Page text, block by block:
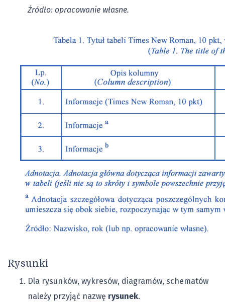
Źródło: opracowanie własne.
Rysunki
Dla rysunków, wykresów, diagramów, schematów
należy przyjąć nazwę rysunek.